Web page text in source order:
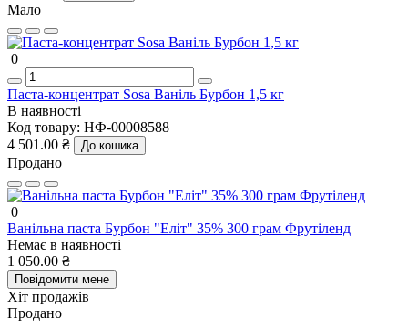
Мало
0
Паста-концентрат Sosa Ваніль Бурбон 1,5 кг
В наявності
Код товару: НФ-00008588
4 501.00 ₴
До кошика
Продано
0
Ванільна паста Бурбон "Еліт" 35% 300 грам Фрутіленд
Немає в наявності
1 050.00 ₴
Повідомити мене
Хіт продажів
Продано